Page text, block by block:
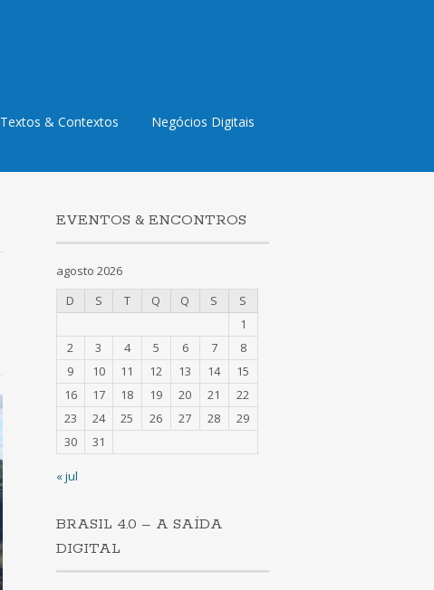
Textos & Contextos Negócios Digitais
EVENTOS & ENCONTROS
agosto 2026
D
S T Q Q S
S
1
2
3 4 5 6 7
8
9
10 11 12 13 14
15
16
17 18 19 20 21
22
23
24 25 26 27 28
29
30
31
« jul
BRASIL 4.0 – A SAÍDA
DIGITAL